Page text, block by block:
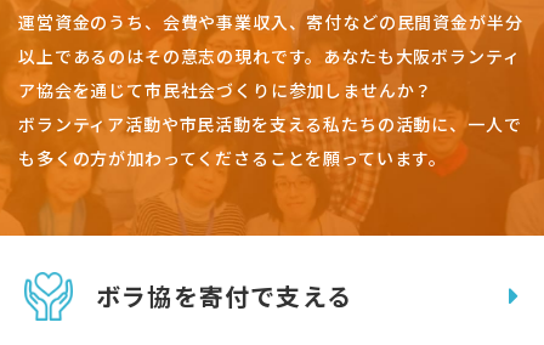
運営資金のうち、会費や事業収入、寄付などの民間資金が半分
以上であるのはその意志の現れです。 あなたも大阪ボランティ
ア協会を通じて市民社会づくりに参加しませんか？
ボランティア活動や市民活動を支える私たちの活動に、一人で
も多くの方が加わってくださることを願っています。
ボラ協を寄付で支える